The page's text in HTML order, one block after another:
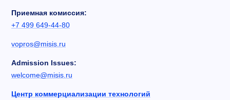
Приемная комиссия:
+7 499 649-44-80
vopros@misis.ru
Admission Issues:
welcome@misis.ru
Центр коммерциализации технологий